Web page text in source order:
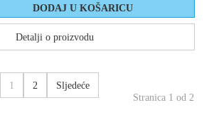
Detalji o proizvodu
1 2 Sljedeće
Stranica 1 od 2